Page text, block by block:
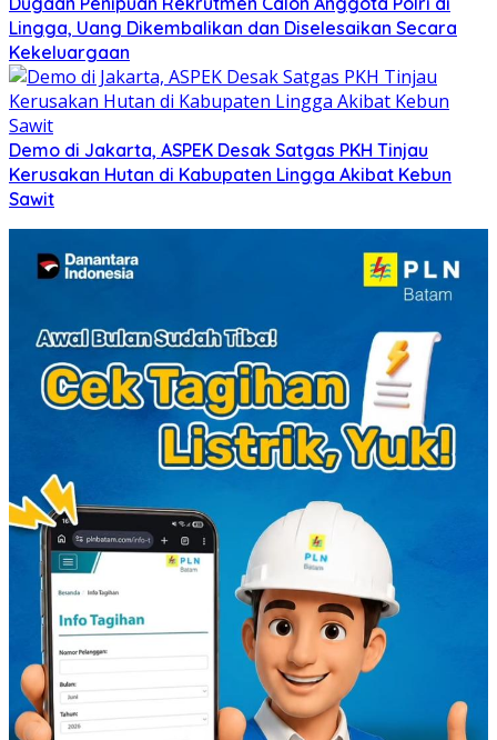
Lingga, Uang Dikembalikan dan Diselesaikan Secara
Kekeluargaan
Demo di Jakarta, ASPEK Desak Satgas PKH Tinjau
Kerusakan Hutan di Kabupaten Lingga Akibat Kebun
Sawit